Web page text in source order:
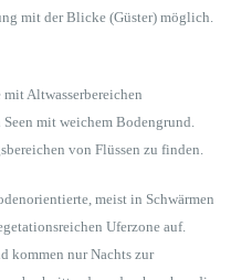
mit der Blicke (Güster) möglich.
Altwasserbereichen
mit weichem Bodengrund.
von Flüssen zu finden.
meist in Schwärmen
Uferzone auf.
kommen nur Nachts zur